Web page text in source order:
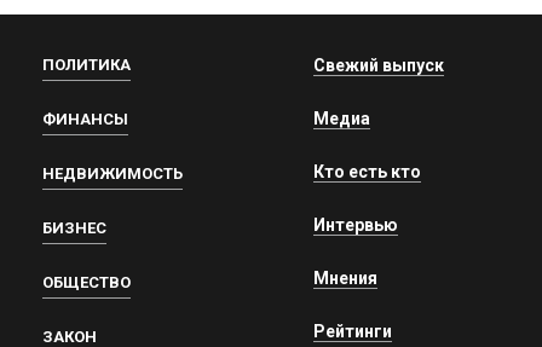
ПОЛИТИКА
ФИНАНСЫ
НЕДВИЖИМОСТЬ
БИЗНЕС
ОБЩЕСТВО
ЗАКОН
Свежий выпуск
Медиа
Кто есть кто
Интервью
Мнения
Рейтинги